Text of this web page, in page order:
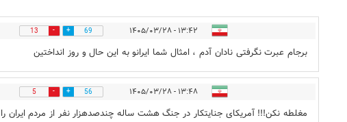
۱۳:۴۲ - ۱۴۰۵/۰۳/۲۸ 69
13
برجام عبرت نگرفتی نادان آدم ، امثال شما ایرانو به این حال و روز انداختین
۱۳:۴۸ - ۱۴۰۵/۰۳/۲۸ 56
5
مغلطه نکن!!! آمریکای جنایتکار در جنگ هشت ساله چندصدهزار نفر از مردم ایران را